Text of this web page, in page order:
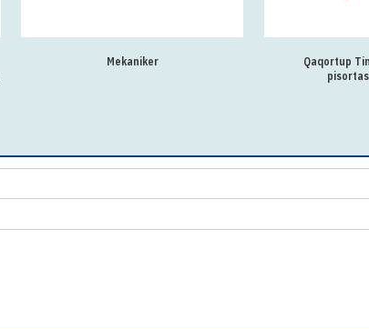
Mekaniker
Qaqortup